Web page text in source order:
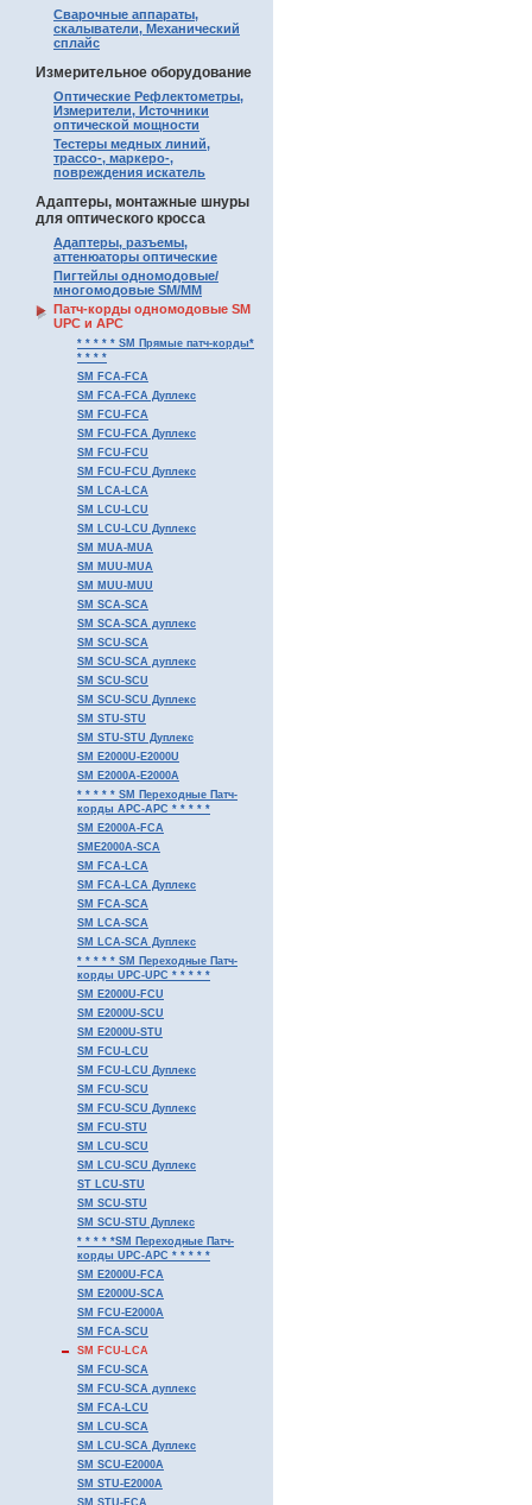
Сварочные аппараты,
скалыватели, Механический
сплайс
Измерительное оборудование
Оптические Рефлектометры,
Измерители, Источники
оптической мощности
Тестеры медных линий,
трассо-, маркеро-,
повреждения искатель
Адаптеры, монтажные шнуры
для оптического кросса
Адаптеры, разъемы,
аттенюаторы оптические
Пигтейлы одномодовые/
многомодовые SM/MM
Патч-корды одномодовые SM
UPC и APC
* * * * * SM Прямые патч-корды*
* * * *
SM FCA-FCA
SM FCA-FCA Дуплекс
SM FCU-FCA
SM FCU-FCA Дуплекс
SM FCU-FCU
SM FCU-FCU Дуплекс
SM LCA-LCA
SM LCU-LCU
SM LCU-LCU Дуплекс
SM MUA-MUA
SM MUU-MUA
SM MUU-MUU
SM SCA-SCA
SM SCA-SCA дуплекс
SM SCU-SCA
SM SCU-SCA дуплекс
SM SCU-SCU
SM SCU-SCU Дуплекс
SM STU-STU
SM STU-STU Дуплекс
SM E2000U-E2000U
SM E2000A-E2000A
* * * * * SM Переходные Патч-
корды APC-APC * * * * *
SM E2000A-FCA
SME2000A-SCA
SM FCA-LCA
SM FCA-LCA Дуплекс
SM FCA-SCA
SM LCA-SCA
SM LCA-SCA Дуплекс
* * * * * SM Переходные Патч-
корды UPC-UPC * * * * *
SM E2000U-FCU
SM E2000U-SCU
SM E2000U-STU
SM FCU-LCU
SM FCU-LCU Дуплекс
SM FCU-SCU
SM FCU-SCU Дуплекс
SM FCU-STU
SM LCU-SCU
SM LCU-SCU Дуплекс
ST LCU-STU
SM SCU-STU
SM SCU-STU Дуплекс
* * * * *SM Переходные Патч-
корды UPC-APC * * * * *
SM E2000U-FCA
SM E2000U-SCA
SM FCU-E2000A
SM FCA-SCU
SM FCU-LCA
SM FCU-SCA
SM FCU-SCA дуплекс
SM FCA-LCU
SM LCU-SCA
SM LCU-SCA Дуплекс
SM SCU-E2000A
SM STU-E2000A
SM STU-FCA